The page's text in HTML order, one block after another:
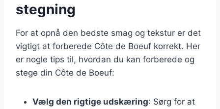
stegning
For at opnå den bedste smag og tekstur er det
vigtigt at forberede Côte de Boeuf korrekt. Her
er nogle tips til, hvordan du kan forberede og
stege din Côte de Boeuf:
Vælg den rigtige udskæring: Sørg for at